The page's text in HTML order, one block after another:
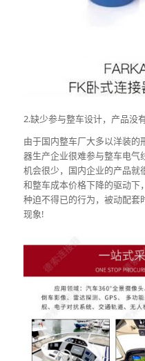
2.缺少参与整车设计，产品没
由于国内整车厂大多以洋装
器生产企业很难参与整车电气
机会很少，国内企业的产品就
和整车成本价格下降的驱动下
种迫不得已的行为，被动配套
现象!